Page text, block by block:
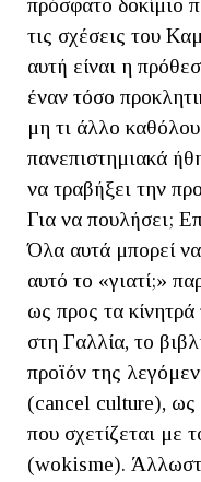
πρόσφατο δοκίμιο
τις σχέσεις του
αυτή είναι η
έναν τόσο
μη τι άλλο
πανεπιστημιακά
να τραβήξει την
Για να πουλήσει;
Όλα αυτά μπορεί
αυτό το «γιατί;»
ως προς τα κίνητρά
στη Γαλλία, το
προϊόν της
(cancel culture),
που σχετίζεται με
(wokisme).